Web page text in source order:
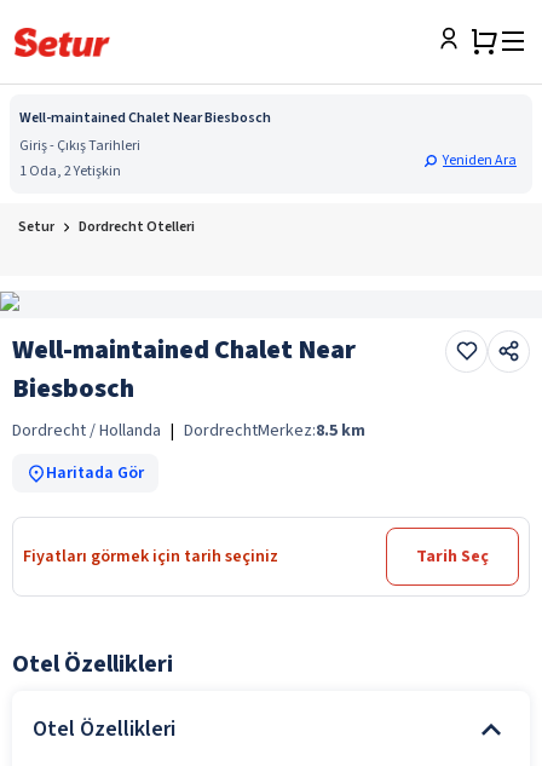
Well-maintained Chalet Near Biesbosch
Giriş - Çıkış Tarihleri
1 Oda, 2 Yetişkin
Yeniden Ara
Setur Dordrecht Otelleri
Well-maintained Chalet Near
Biesbosch
Dordrecht / Hollanda | DordrechtMerkez:8.5 km
Haritada Gör
Fiyatları görmek için tarih seçiniz Tarih Seç
Otel Özellikleri
Otel Özellikleri